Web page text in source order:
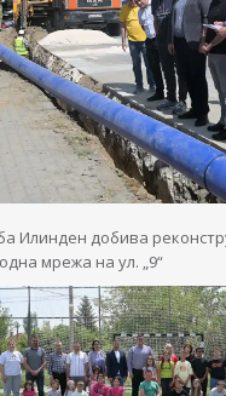
Илинден добива
мрежа на ул. „9“